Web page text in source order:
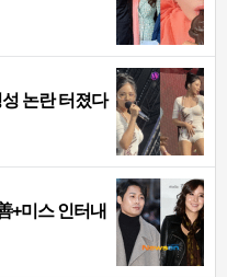
논란 터졌다
+미스 인터내